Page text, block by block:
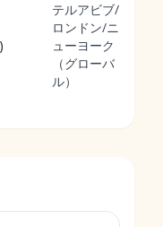
テルアビブ/
ロンドン/ニ
ューヨーク
（グローバ
ル）